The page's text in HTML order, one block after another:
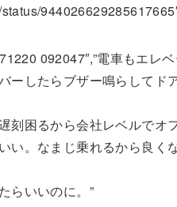
092047″,”電車もエレ
ーしたらブザー鳴らしてド
刻困るから会社レベルでオ
い。なまじ乗れるから良く
らいいのに。”